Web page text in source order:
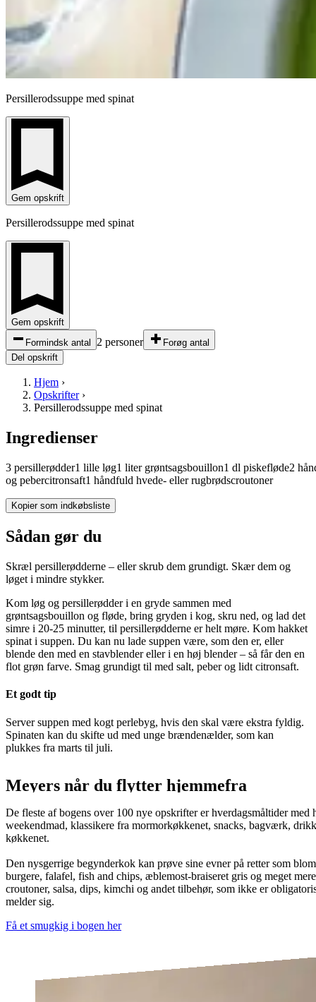
Persillerodssuppe med spinat
Gem opskrift
Persillerodssuppe med spinat
Gem opskrift
Formindsk antal
2 personer
Forøg antal
Del opskrift
Hjem ›
Opskrifter›
Persillerodssuppe med spinat
Ingredienser
3 persillerødder1 lille løg1 liter grøntsagsbouillon1 dl piskefløde2
og pebercitronsaft1 håndfuld hvede- eller rugbrødscroutoner
Kopier som indkøbsliste
Sådan gør du
Skræl persillerødderne – eller skrub dem grundigt. Skær dem og
løget i mindre stykker.
Kom løg og persillerødder i en gryde sammen med
grøntsagsbouillon og fløde, bring gryden i kog, skru ned, og lad det
simre i 20-25 minutter, til persillerødderne er helt møre. Kom hakket
spinat i suppen. Du kan nu lade suppen være, som den er, eller
blende den med en stavblender eller i en høj blender – så får den en
flot grøn farve. Smag grundigt til med salt, peber og lidt citronsaft.
Et godt tip
Server suppen med kogt perlebyg, hvis den skal være ekstra fyldig.
Spinaten kan du skifte ud med unge brændenælder, som kan
plukkes fra marts til juli.
Meyers når du flytter hjemmefra
De fleste af bogens over 100 nye opskrifter er hverdagsmåltider
weekendmad, klassikere fra mormorkøkkenet, snacks, bagværk,
køkkenet.
Den nysgerrige begynderkok kan prøve sine evner på retter som
burgere, falafel, fish and chips, æblemost-braiseret gris og meget
croutoner, salsa, dips, kimchi og andet tilbehør, som ikke er
melder sig.
Få et smugkig i bogen her